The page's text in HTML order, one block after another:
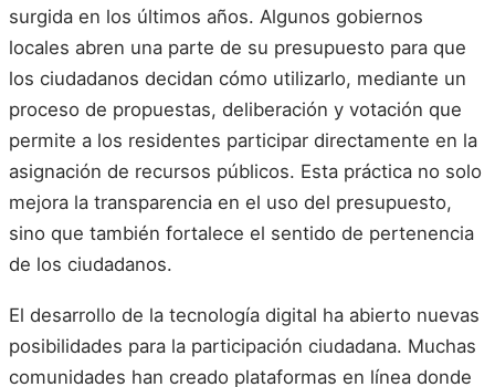
surgida en los últimos años. Algunos gobiernos
locales abren una parte de su presupuesto para que
los ciudadanos decidan cómo utilizarlo, mediante un
proceso de propuestas, deliberación y votación que
permite a los residentes participar directamente en la
asignación de recursos públicos. Esta práctica no solo
mejora la transparencia en el uso del presupuesto,
sino que también fortalece el sentido de pertenencia
de los ciudadanos.
El desarrollo de la tecnología digital ha abierto nuevas
posibilidades para la participación ciudadana. Muchas
comunidades han creado plataformas en línea donde